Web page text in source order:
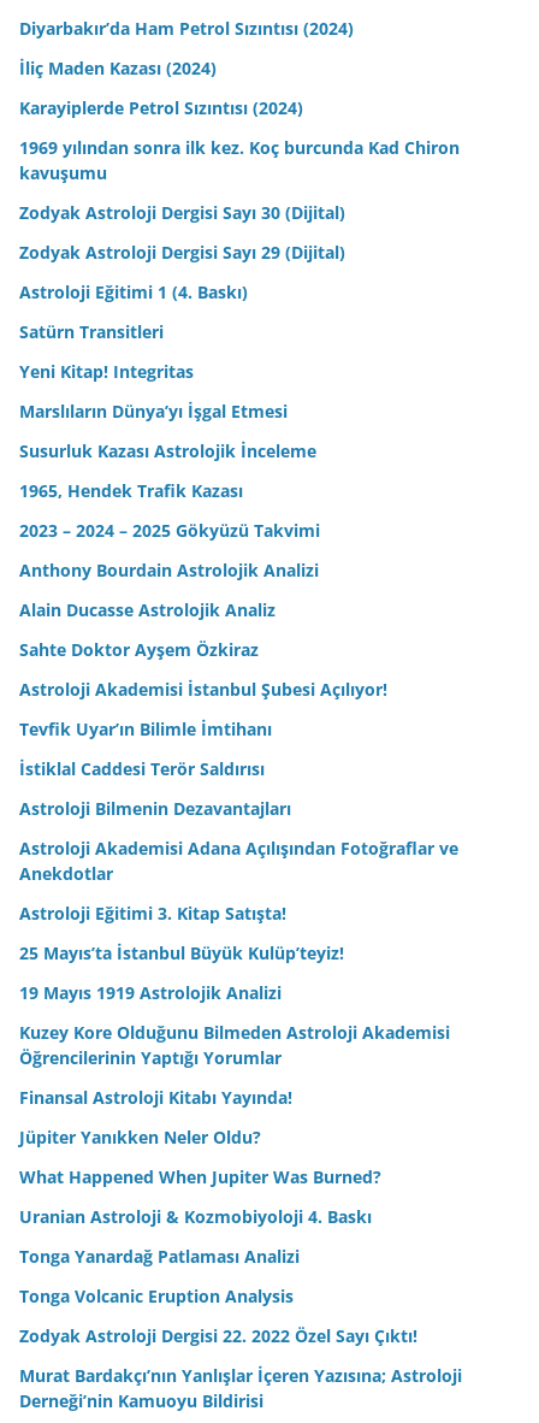
Diyarbakır’da Ham Petrol Sızıntısı (2024)
İliç Maden Kazası (2024)
Karayiplerde Petrol Sızıntısı (2024)
1969 yılından sonra ilk kez. Koç burcunda Kad Chiron
kavuşumu
Zodyak Astroloji Dergisi Sayı 30 (Dijital)
Zodyak Astroloji Dergisi Sayı 29 (Dijital)
Astroloji Eğitimi 1 (4. Baskı)
Satürn Transitleri
Yeni Kitap! Integritas
Marslıların Dünya’yı İşgal Etmesi
Susurluk Kazası Astrolojik İnceleme
1965, Hendek Trafik Kazası
2023 – 2024 – 2025 Gökyüzü Takvimi
Anthony Bourdain Astrolojik Analizi
Alain Ducasse Astrolojik Analiz
Sahte Doktor Ayşem Özkiraz
Astroloji Akademisi İstanbul Şubesi Açılıyor!
Tevfik Uyar’ın Bilimle İmtihanı
İstiklal Caddesi Terör Saldırısı
Astroloji Bilmenin Dezavantajları
Astroloji Akademisi Adana Açılışından Fotoğraflar ve
Anekdotlar
Astroloji Eğitimi 3. Kitap Satışta!
25 Mayıs’ta İstanbul Büyük Kulüp’teyiz!
19 Mayıs 1919 Astrolojik Analizi
Kuzey Kore Olduğunu Bilmeden Astroloji Akademisi
Öğrencilerinin Yaptığı Yorumlar
Finansal Astroloji Kitabı Yayında!
Jüpiter Yanıkken Neler Oldu?
What Happened When Jupiter Was Burned?
Uranian Astroloji & Kozmobiyoloji 4. Baskı
Tonga Yanardağ Patlaması Analizi
Tonga Volcanic Eruption Analysis
Zodyak Astroloji Dergisi 22. 2022 Özel Sayı Çıktı!
Murat Bardakçı’nın Yanlışlar İçeren Yazısına; Astroloji
Derneği’nin Kamuoyu Bildirisi